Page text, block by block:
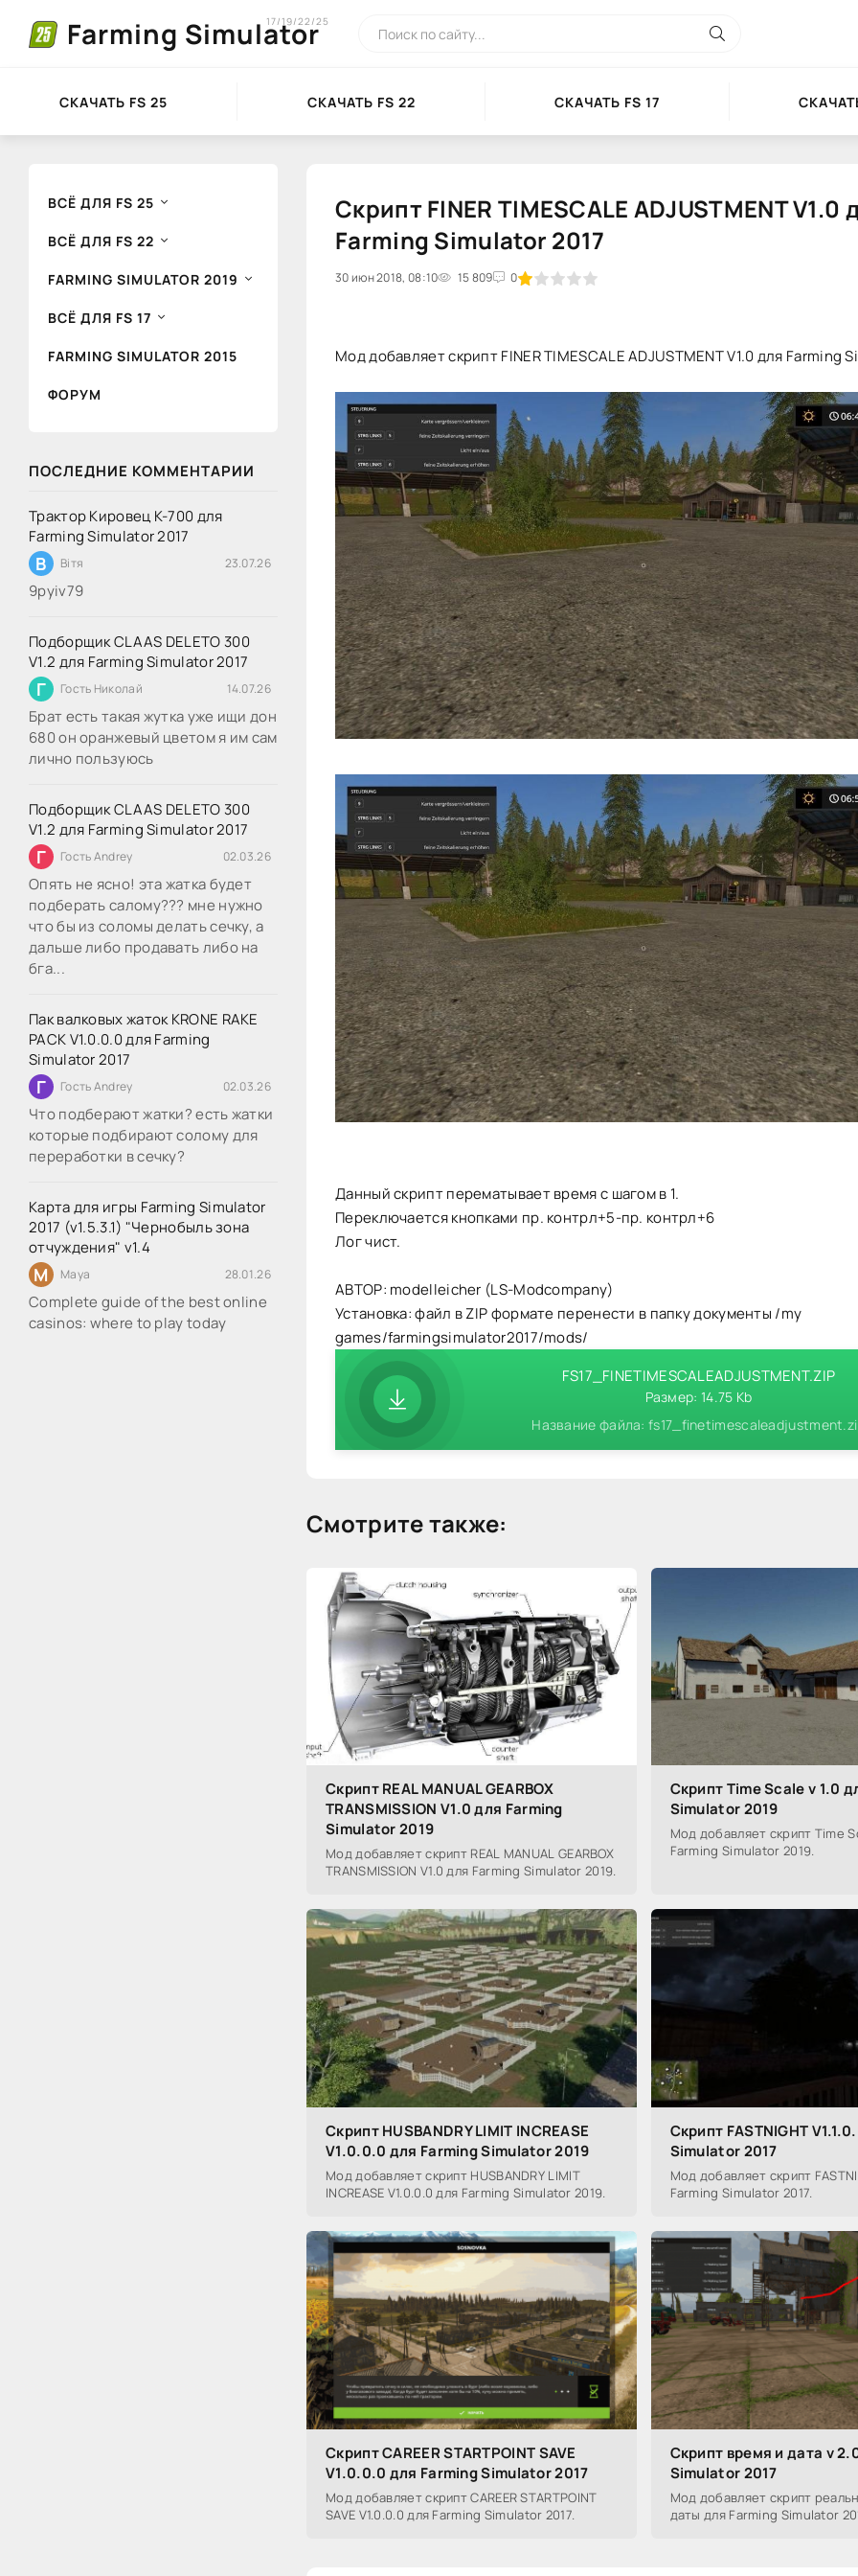
Farming Simulator
17/19/22/25
СКАЧАТЬ FS 25 СКАЧАТЬ FS 22 СКАЧАТЬ FS 17
ВСЁ ДЛЯ FS 25
ВСЁ ДЛЯ FS 22
FARMING SIMULATOR 2019
ВСЁ ДЛЯ FS 17
FARMING SIMULATOR 2015
ФОРУМ
ПОСЛЕДНИЕ КОММЕНТАРИИ
Трактор Кировец К-700 для
Farming Simulator 2017
В Вітя 23.07.26
9руіv79
Подборщик CLAAS DELETO 300
V1.2 для Farming Simulator 2017
Г Гость Николай 14.07.26
Брат есть такая жутка уже ищи дон
680 он оранжевый цветом я им сам
лично пользуюсь
Подборщик CLAAS DELETO 300
V1.2 для Farming Simulator 2017
Г Гость Andrey 02.03.26
Опять не ясно! эта жатка будет
подберать салому??? мне нужно
что бы из соломы делать сечку, а
дальше либо продавать либо на
бга...
Пак валковых жаток KRONE RAKE
PACK V1.0.0.0 для Farming
Simulator 2017
Г Гость Andrey 02.03.26
Что подберают жатки? есть жатки
которые подбирают солому для
переработки в сечку?
Карта для игры Farming Simulator
2017 (v1.5.3.1) "Чернобыль зона
отчуждения" v1.4
M Maya 28.01.26
Complete guide of the best online
casinos: where to play today
Скрипт FINER TIMESCALE ADJUSTMENT V1.0
Farming Simulator 2017
30 июн 2018, 08:10 15 809 0
20 1 2 3 4 5
Мод добавляет скрипт FINER TIMESCALE ADJUSTMENT V1.0 для Farming
Данный скрипт перематывает время с шагом в 1.
Переключается кнопками пр. контрл+5-пр. контрл+6
Лог чист.
АВТОР: modelleicher (LS-Modcompany)
Установка: файл в ZIP формате перенести в папку документы /my
games/farmingsimulator2017/mods/
FS17_FINETIMESCALEADJUSTMENT.ZIP
Размер: 14.75 Kb
Название файла:
Смотрите также:
Скрипт REAL MANUAL GEARBOX
TRANSMISSION V1.0 для Farming
Simulator 2019
Мод добавляет скрипт REAL MANUAL GEARBOX
TRANSMISSION V1.0 для Farming Simulator 2019.
Скрипт Time Scale v 1.0
Simulator 2019
Мод добавляет скрипт Time
Farming Simulator 2019.
Скрипт HUSBANDRY LIMIT INCREASE
V1.0.0.0 для Farming Simulator 2019
Мод добавляет скрипт HUSBANDRY LIMIT
INCREASE V1.0.0.0 для Farming Simulator 2019.
Скрипт FASTNIGHT
Simulator 2017
Мод добавляет скрипт
Farming Simulator 2017.
Скрипт CAREER STARTPOINT SAVE
V1.0.0.0 для Farming Simulator 2017
Мод добавляет скрипт CAREER STARTPOINT
SAVE V1.0.0.0 для Farming Simulator 2017.
Скрипт время и дата v
Simulator 2017
Мод добавляет скрипт
даты для Farming Simulator